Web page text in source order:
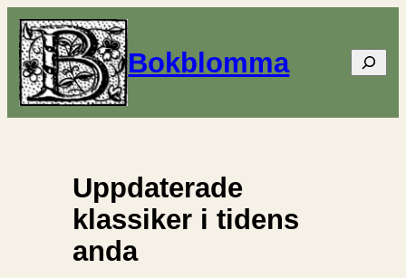
Bokblomma Sök
Uppdaterade
klassiker i tidens
anda